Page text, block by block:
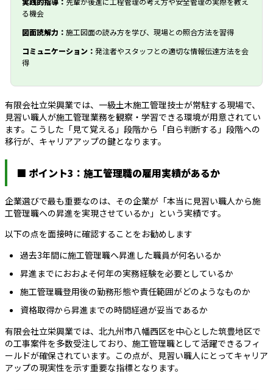
る機会
図面読解力： 施工図面の読み方を学び、現場との照合方法を習得
コミュニケーション： 発注者やスタッフとの適切な情報伝達方法を会
得
有限会社立栄興業では、一級土木施工管理技士が常駐する現場で、
見習い職人が施工管理業務を観察・学習できる環境が用意されてい
ます。こうした「見て覚える」段階から「自ら判断する」段階への
移行が、キャリアアップの鍵となります。
■ ポイント3：施工管理職の雇用実績があるか
企業選びで最も重要なのは、その企業が「本当に見習い職人から施
工管理職への昇進を実現させているか」という実績です。
以下の点を面接時に確認することをお勧めします
過去3年間に施工管理職へ昇進した職員が何名いるか
昇進までにおおよそ何年の実務経験を必要としているか
施工管理職登用後の勤務形態や責任範囲がどのようなものか
資格取得から昇進までの時間経過が妥当であるか
有限会社立栄興業では、北九州市八幡西区を中心とした筑豊地区で
の工事案件を多数受注しており、施工管理職として活躍できるフィ
ールドが確保されています。この点が、見習い職人にとってキャリア
アップの現実性を示す重要な指標となります。